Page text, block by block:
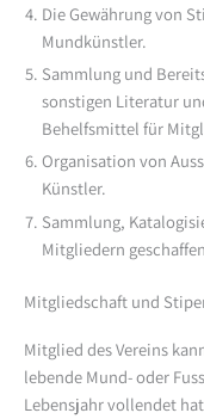
Die Gewährung von
Mundkünstler.
Sammlung und
sonstigen Literatur
Behelfsmittel für
Organisation von
Künstler.
Sammlung,
Mitgliedern
Mitgliedschaft und
Mitglied des Vereins
lebende Mund- oder
Lebensjahr vollendet